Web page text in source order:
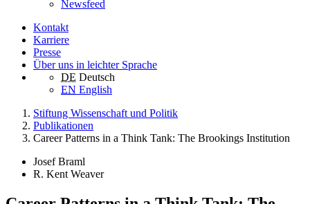
Newsfeed
Kontakt
Karriere
Presse
Über uns in leichter Sprache
DE Deutsch
EN English
Stiftung Wissenschaft und Politik
Publikationen
Career Patterns in a Think Tank: The Brookings Institution
Josef Braml
R. Kent Weaver